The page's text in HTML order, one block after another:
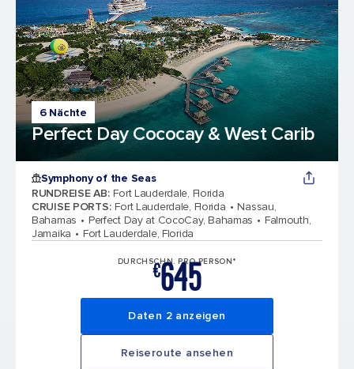
6 Nächte
Perfect Day Cococay & West Carib
Symphony of the Seas
RUNDREISE AB: Fort Lauderdale, Florida
CRUISE PORTS: Fort Lauderdale, Florida
Nassau,
Bahamas
Perfect Day at CocoCay, Bahamas
Falmouth,
Jamaika
Fort Lauderdale, Florida
DURCHSCHN. PRO PERSON*
€645
Daten 2 anzeigen
Reiseroute ansehen